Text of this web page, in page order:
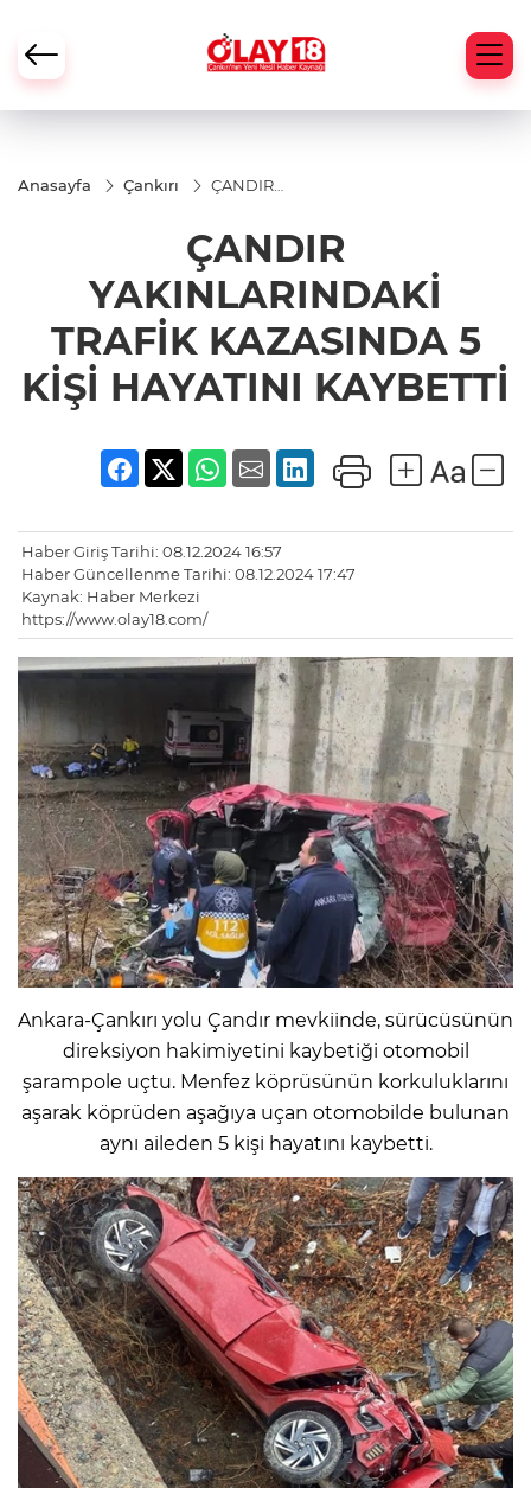
Anasayfa Çankırı
ÇANDIR
KAZASINDA 5
KİŞİ HAYATINI
KAYBETTİ
ÇANDIR
YAKINLARINDAKİ
TRAFİK KAZASINDA 5
KİŞİ HAYATINI KAYBETTİ
Haber Giriş Tarihi: 08.12.2024 16:57
Haber Güncellenme Tarihi: 08.12.2024 17:47
Kaynak: Haber Merkezi
https://www.olay18.com/
Ankara-Çankırı yolu Çandır mevkiinde, sürücüsünün
direksiyon hakimiyetini kaybetiği otomobil
şarampole uçtu. Menfez köprüsünün korkuluklarını
aşarak köprüden aşağıya uçan otomobilde bulunan
aynı aileden 5 kişi hayatını kaybetti.